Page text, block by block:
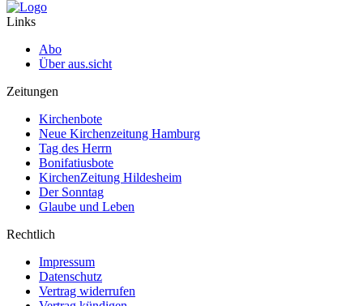
Links
Abo
Über aus.sicht
Zeitungen
Kirchenbote
Neue Kirchenzeitung Hamburg
Tag des Herrn
Bonifatiusbote
KirchenZeitung Hildesheim
Der Sonntag
Glaube und Leben
Rechtlich
Impressum
Datenschutz
Vertrag widerrufen